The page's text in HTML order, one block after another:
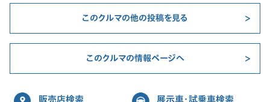
このクルマの他の投稿を見る
このクルマの情報ページへ
販売店検索 展示車・試乗車検索